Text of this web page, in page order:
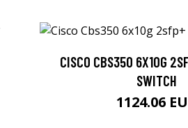
CISCO CBS350 6X10G
SWITCH
1124.06